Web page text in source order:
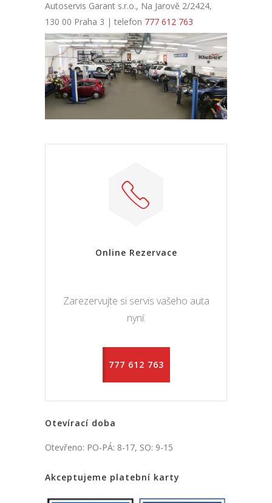
Autoservis Garant s.r.o., Na Jarově 2/2424,
130 00 Praha 3 | telefon 777 612 763
Online Rezervace
Zarezervujte si servis vašeho auta
nyní.
777 612 763
Otevírací doba
Otevřeno: PO-PÁ: 8-17, SO: 9-15
Akceptujeme platební karty